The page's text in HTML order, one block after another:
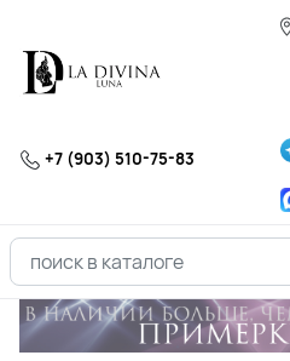
+7 (903) 510-75-83